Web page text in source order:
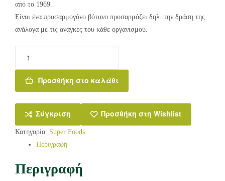
από το 1969.
Είναι ένα προσαρμογόνο βότανο προσαρμόζει δηλ. την δράση της
ανάλογα με τις ανάγκες του κάθε οργανισμού.
Προσθήκη στο καλάθι
Σύγκριση Προσθήκη στη Wishlist
Κατηγορία: Super Foods
Περιγραφή
Περιγραφή